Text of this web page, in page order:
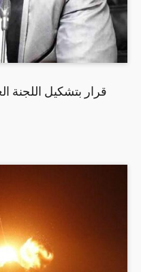
قرار بتشكيل اللجنة